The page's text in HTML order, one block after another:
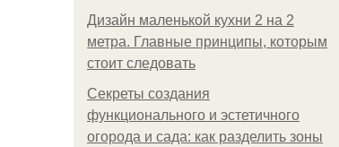
Дизайн маленькой кухни 2 на 2
метра. Главные принципы, которым
стоит следовать
Секреты создания
функционального и эстетичного
огорода и сада: как разделить зоны